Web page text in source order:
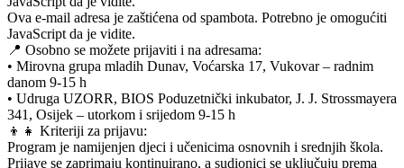
Ova e-mail adresa je zaštićena od spambota. Potrebno je omogućiti
JavaScript da je vidite.
📍 Osobno se možete prijaviti i na adresama:
• Mirovna grupa mladih Dunav, Voćarska 17, Vukovar – radnim
danom 9-15 h
• Udruga UZORR, BIOS Poduzetnički inkubator, J. J. Strossmayera
341, Osijek – utorkom i srijedom 9-15 h
👦👧 Kriteriji za prijavu:
Program je namijenjen djeci i učenicima osnovnih i srednjih škola.
Prijave se zaprimaju kontinuirano, a sudionici se uključuju prema